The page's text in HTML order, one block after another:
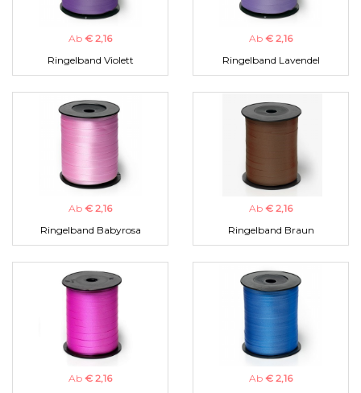
Ab € 2,16
Ringelband Violett
Ab € 2,16
Ringelband Lavendel
Ab € 2,16
Ringelband Babyrosa
Ab € 2,16
Ringelband Braun
Ab € 2,16
Ab € 2,16